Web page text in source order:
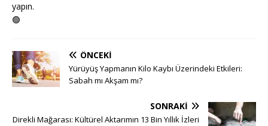
yapın.
🟢
ÖNCEKI
Yürüyüş Yapmanın Kilo Kaybı Üzerindeki Etkileri:
Sabah mı Akşam mı?
SONRAKI
Direkli Mağarası: Kültürel Aktarımın 13 Bin Yıllık İzleri